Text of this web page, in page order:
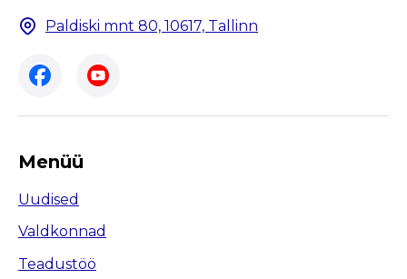
Paldiski mnt 80, 10617, Tallinn
Menüü
Uudised
Valdkonnad
Teadustöö